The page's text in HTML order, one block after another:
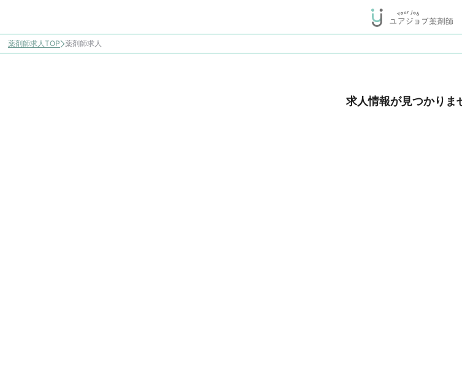
薬剤師求人TOP 薬剤師求人
求人情報が見つかりま